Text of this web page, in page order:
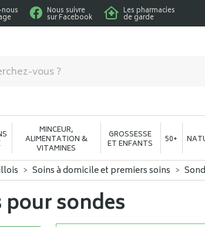
Nous suivre
sur Facebook
Les pharmacies
de garde
MINCEUR,
ALIMENTATION &
VITAMINES
GROSSESSE
ET ENFANTS 50+
Soins à domicile et premiers soins
sondes